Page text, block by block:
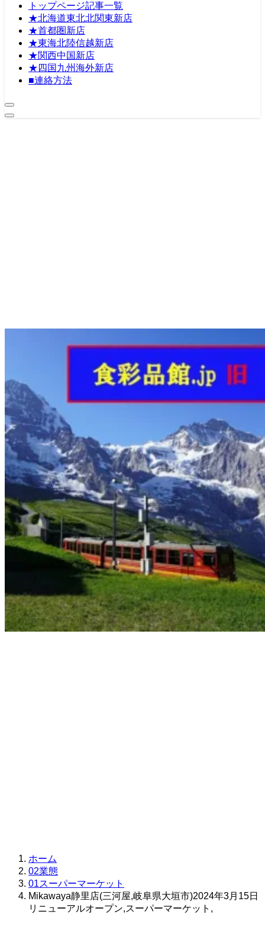
トップページ記事一覧
★北海道東北北関東新店
★首都圏新店
★東海北陸信越新店
★関西中国新店
★四国九州海外新店
■連絡方法
ホーム
02業態
01スーパーマーケット
Mikawaya静里店(三河屋,岐阜県大垣市)2024年3月15日
リニューアルオープン,スーパーマーケット,